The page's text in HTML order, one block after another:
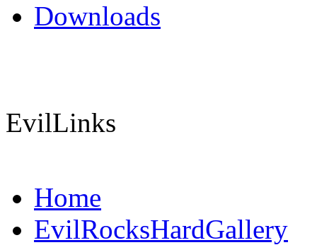
Downloads
EvilLinks
Home
EvilRocksHardGallery